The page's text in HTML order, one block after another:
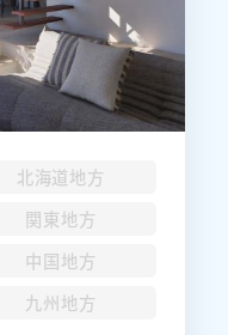
北海道地方
関東地方
中国地方
九州地方